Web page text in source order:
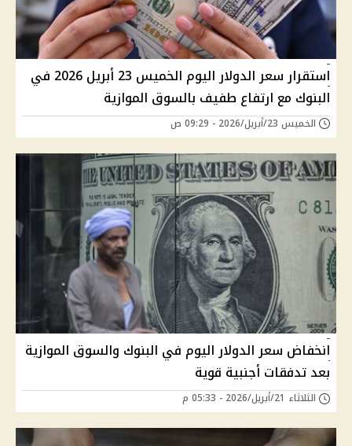
استقرار سعر الدولار اليوم الخميس 23 أبريل 2026 في
البنوك مع ارتفاع طفيف بالسوق الموازية
الخميس 23/أبريل/2026 - 09:29 ص
انخفاض سعر الدولار اليوم في البنوك والسوق الموازية
بعد تدفقات أجنبية قوية
الثلاثاء 21/أبريل/2026 - 05:33 م